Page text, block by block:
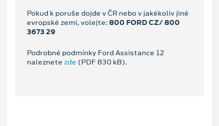
Pokud k poruše dojde v ČR nebo v jakékoliv jiné
evropské zemi, volejte: 800 FORD CZ/ 800
3673 29
Podrobné podmínky Ford Assistance 12
naleznete zde (PDF 830 kB).